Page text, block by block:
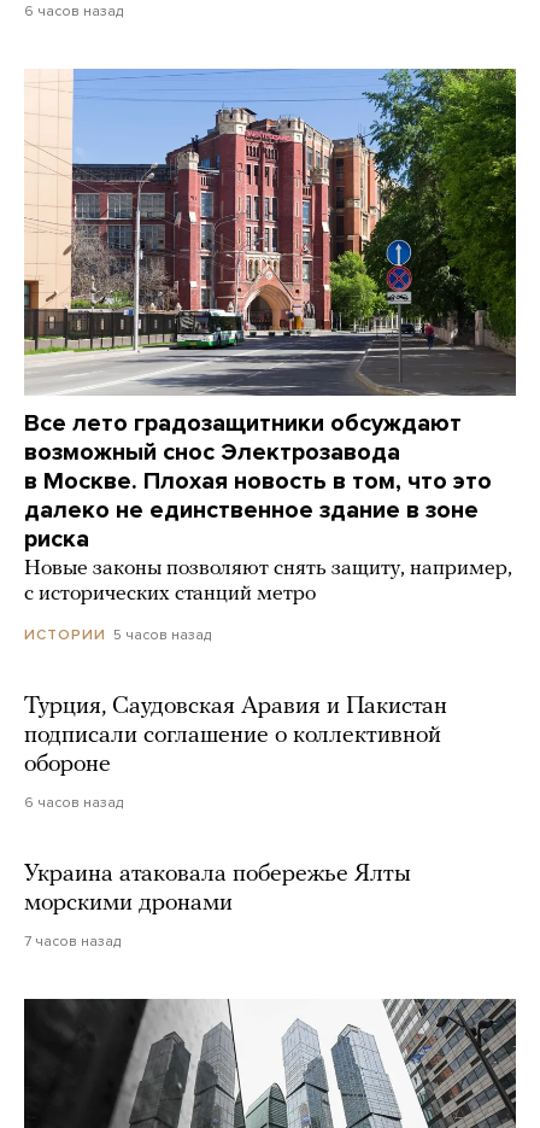
6 часов назад
Все лето градозащитники обсуждают
возможный снос Электрозавода
в Москве. Плохая новость в том, что это
далеко не единственное здание в зоне
риска
Новые законы позволяют снять защиту, например,
с исторических станций метро
ИСТОРИИ 5 часов назад
Турция, Саудовская Аравия и Пакистан
подписали соглашение о коллективной
обороне
6 часов назад
Украина атаковала побережье Ялты
морскими дронами
7 часов назад